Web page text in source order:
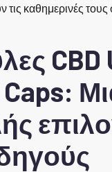
καθημερινές τους
CBD
Caps: